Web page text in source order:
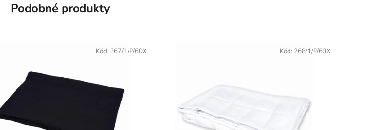
Podobné produkty
Kód: 367/1/P/60X Kód: 268/1/P/60X